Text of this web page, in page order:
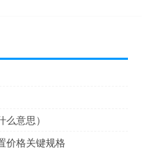
意思）
价格关键规格